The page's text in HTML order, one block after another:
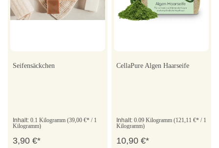
Seifensäckchen
Inhalt: 0.1 Kilogramm (39,00 €* / 1
Kilogramm)
3,90 €*
CellaPure Algen Haarseife
Inhalt: 0.09 Kilogramm (121,11 €* / 1
Kilogramm)
10,90 €*